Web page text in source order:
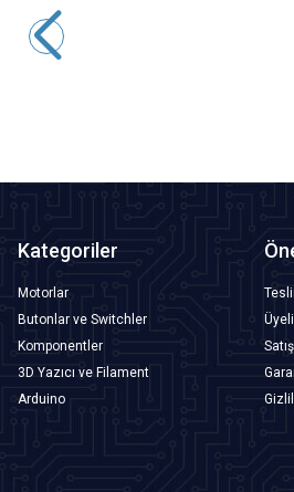
SN-01BM İzolesiz Terminal
Kategoriler
Motorlar
Butonlar ve Switchler
Komponentler
3D Yazıcı ve Filament
Arduino